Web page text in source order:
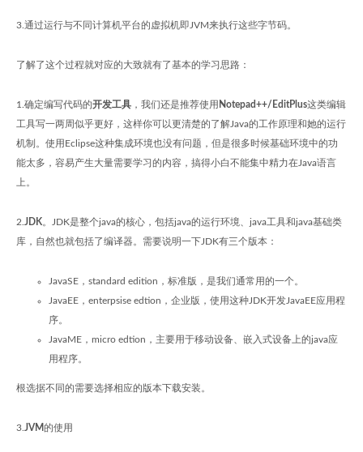
3.通过运行与不同计算机平台的虚拟机即JVM来执行这些字节码。
了解了这个过程就对应的大致就有了基本的学习思路：
1.确定编写代码的开发工具 ，我们还是推荐使用 Notepad++/EditPlus这类编辑
工具写一两周似乎更好，这样你可以更清楚的了解Java的工作原理和她的运行
机制。使用Eclipse这种集成环境也没有问题，但是很多时候基础环境中的功
能太多，容易产生大量需要学习的内容，搞得小白不能集中精力在Java语言
上。
2. JDK。JDK是整个java的核心，包括java的运行环境、java工具和java基础类
库，自然也就包括了编译器。需要说明一下JDK有三个版本：
JavaSE，standard edition，标准版，是我们通常用的一个。
JavaEE，enterpsise edtion，企业版，使用这种JDK开发JavaEE应用程
序。
JavaME，micro edtion，主要用于移动设备、嵌入式设备上的java应
用程序。
根选据不同的需要选择相应的版本下载安装。
3. JVM的使用